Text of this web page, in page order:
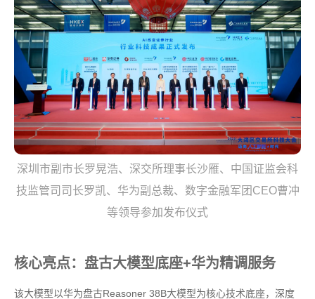
深圳市副市长罗晃浩、深交所理事长沙雁、中国证监会科
技监管司司长罗凯、华为副总裁、数字金融军团CEO曹冲
等领导参加发布仪式
核心亮点：盘古大模型底座+华为精调服务
该大模型以华为盘古Reasoner 38B大模型为核心技术底座，深度